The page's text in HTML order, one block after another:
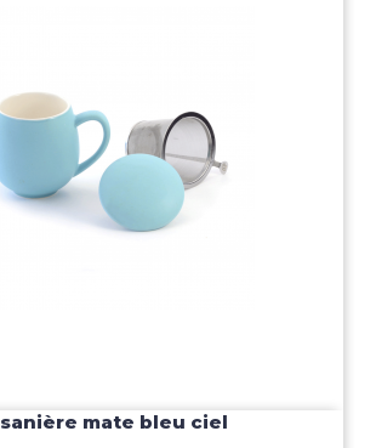
mate bleu ciel